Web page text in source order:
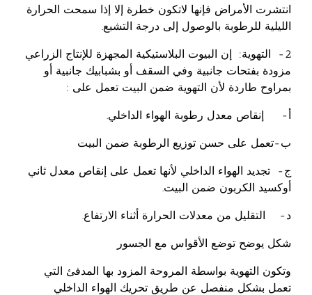
انتشرت الأمراض فإنها لاتكون خطرة إلا إذا سمحت الحرارة
الليلية للرطوبة بالوصول إلى درجة التشبع.
2- التهوية: إن البيوت البلاستيكية المجهزة للإنتاج الزراعي
مزودة بفتحات جانبية وفي السقف أو بشبابيك جانبية أو
بمراوح طاردة لأن التهوية ضمن البيت تعمل على :
‌أ- إنقاص معدل رطوبة الهواء الداخلي.
‌ب-تعمل على حسن توزيع الرطوبة ضمن البيت
‌ج- تجديد الهواء الداخلي لأنها تعمل على إنقاص معدل ثاني
أوكسيد الكربون ضمن البيت.
‌د- التقليل من معدلات الحرارة أثناء الارتفاع.
شكل يوضح توضع الأقواس مع الجسور
وتكون التهوية بواسطة المروحة المزود بها المدفئ التي
تعمل بشكل منفصل عن طريق تحريك الهواء الداخلي